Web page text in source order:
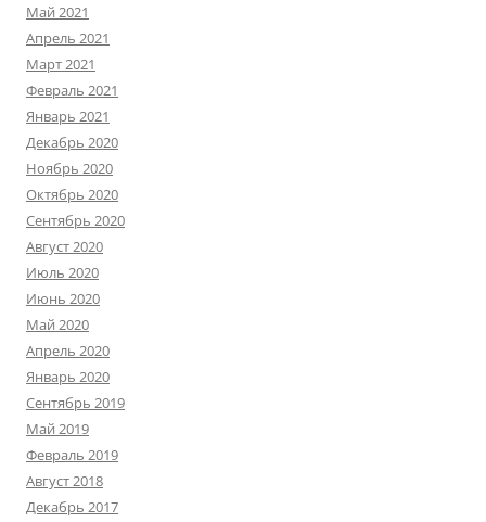
Май 2021
Апрель 2021
Март 2021
Февраль 2021
Январь 2021
Декабрь 2020
Ноябрь 2020
Октябрь 2020
Сентябрь 2020
Август 2020
Июль 2020
Июнь 2020
Май 2020
Апрель 2020
Январь 2020
Сентябрь 2019
Май 2019
Февраль 2019
Август 2018
Декабрь 2017